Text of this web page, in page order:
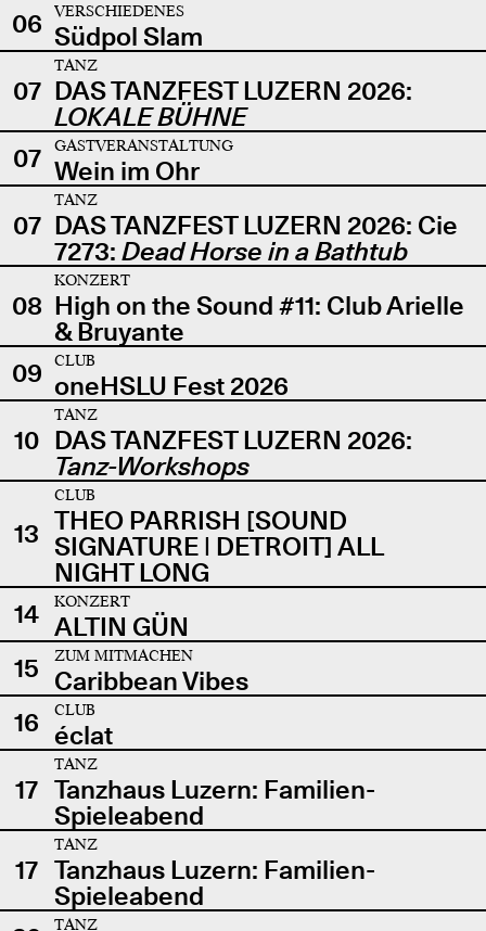
06
VERSCHIEDENES
Südpol Slam
07
TANZ
DAS TANZFEST LUZERN 2026:
LOKALE BÜHNE
07
GASTVERANSTALTUNG
Wein im Ohr
07
TANZ
DAS TANZFEST LUZERN 2026: Cie
7273: Dead Horse in a Bathtub
08
KONZERT
High on the Sound #11: Club Arielle
& Bruyante
09
CLUB
oneHSLU Fest 2026
10
TANZ
DAS TANZFEST LUZERN 2026:
Tanz-Workshops
13
CLUB
THEO PARRISH [SOUND
SIGNATURE | DETROIT] ALL
NIGHT LONG
14
KONZERT
ALTIN GÜN
15
ZUM MITMACHEN
Caribbean Vibes
16
CLUB
éclat
17
TANZ
Tanzhaus Luzern: Familien-
Spieleabend
17
TANZ
Tanzhaus Luzern: Familien-
Spieleabend
TANZ